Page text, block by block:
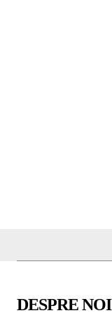
DESPRE NOI